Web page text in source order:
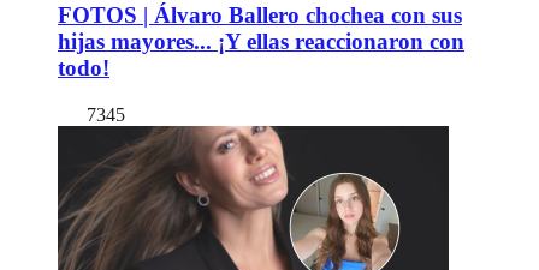
FOTOS | Álvaro Ballero chochea con sus
hijas mayores... ¡Y ellas reaccionaron con
todo!
7345